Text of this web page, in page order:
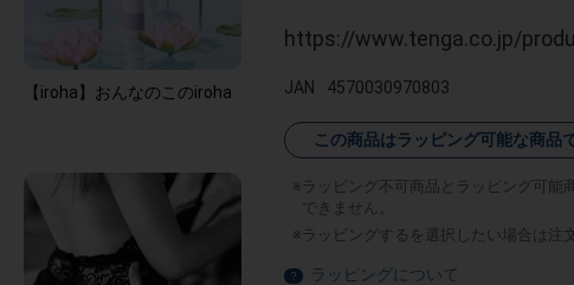
https://www.tenga.co.jp/
JAN 4570030970803
この商品はラッピング可能な商品
ラッピング不可商品とラッピング可能
できません。
ラッピングするを選択したい場合は注
？ ラッピングについて
【iroha】おんなのこのiroha